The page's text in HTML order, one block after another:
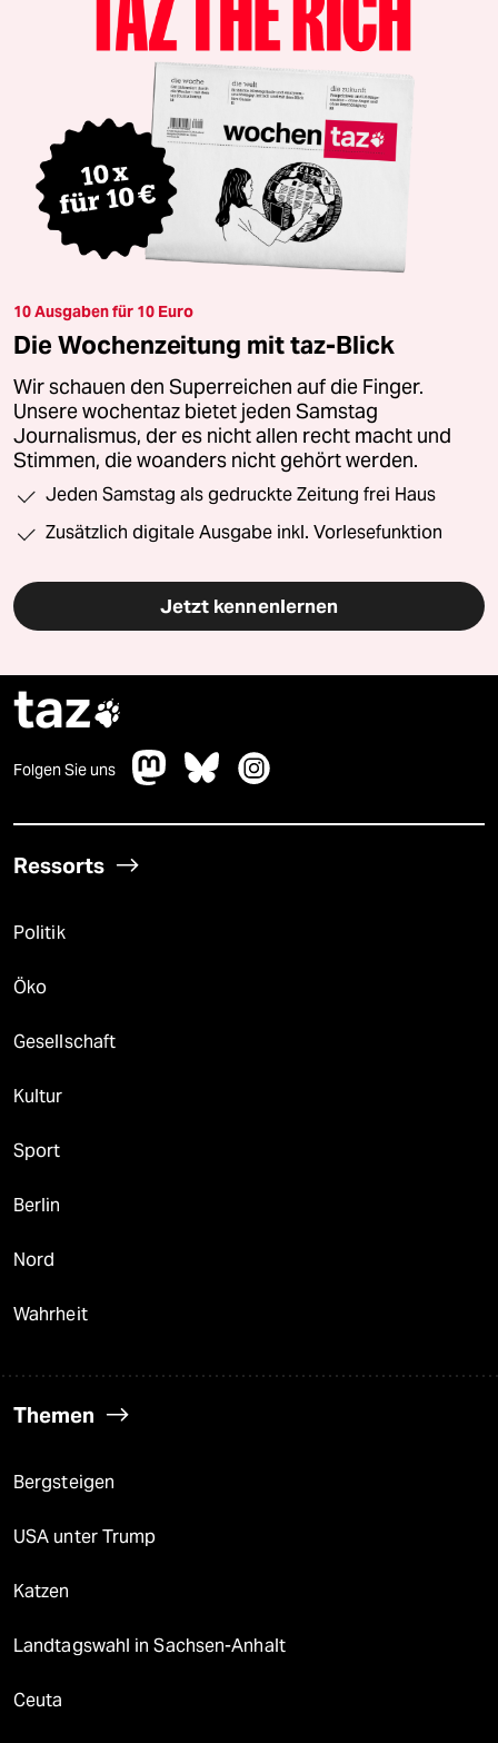
10 Ausgaben für 10 Euro
Die Wochenzeitung mit taz-Blick
Wir schauen den Superreichen auf die Finger.
Unsere wochentaz bietet jeden Samstag
Journalismus, der es nicht allen recht macht und
Stimmen, die woanders nicht gehört werden.
Jeden Samstag als gedruckte Zeitung frei Haus
Zusätzlich digitale Ausgabe inkl. Vorlesefunktion
Jetzt kennenlernen
taz
Folgen Sie uns
Ressorts
Politik
Öko
Gesellschaft
Kultur
Sport
Berlin
Nord
Wahrheit
Themen
Bergsteigen
USA unter Trump
Katzen
Landtagswahl in Sachsen-Anhalt
Ceuta